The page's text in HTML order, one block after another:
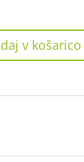
v košarico